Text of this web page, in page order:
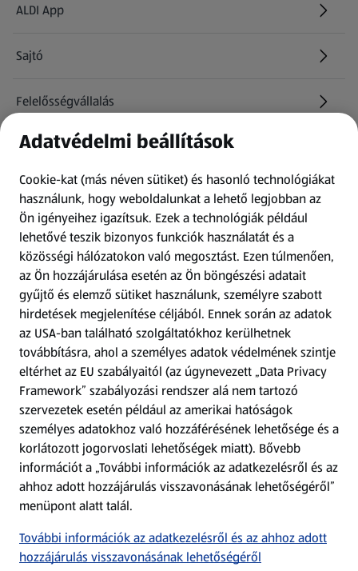
ALDI App
Sajtó
Felelősségvállalás
Információk
Kérdőív
Fizetési lehetőségek
ALDI utalványok
Árcsökkentés
Adattörlő alkalmazás
Szervizpont
(új oldalon nyílik meg)
Fedezz fel minket az interneten!
Töltsd le az ALDI Magyarország applikációt!
Adatvédelmi beállítások
Cookie-kat (más néven sütiket) és hasonló technológiákat
használunk, hogy weboldalunkat a lehető legjobban az
Ön igényeihez igazítsuk. Ezek a technológiák például
lehetővé teszik bizonyos funkciók használatát és a
közösségi hálózatokon való megosztást. Ezen túlmenően,
az Ön hozzájárulása esetén az Ön böngészési adatait
gyűjtő és elemző sütiket használunk, személyre szabott
hirdetések megjelenítése céljából. Ennek során az adatok
az USA-ban található szolgáltatókhoz kerülhetnek
továbbításra, ahol a személyes adatok védelmének szintje
eltérhet az EU szabályaitól (az úgynevezett „Data Privacy
Framework” szabályozási rendszer alá nem tartozó
szervezetek esetén például az amerikai hatóságok
személyes adatokhoz való hozzáférésének lehetősége és a
korlátozott jogorvoslati lehetőségek miatt). Bővebb
információt a „További információk az adatkezelésről és az
ahhoz adott hozzájárulás visszavonásának lehetőségéről”
menüpont alatt talál.
További információk az adatkezelésről és az ahhoz adott
hozzájárulás visszavonásának lehetőségéről